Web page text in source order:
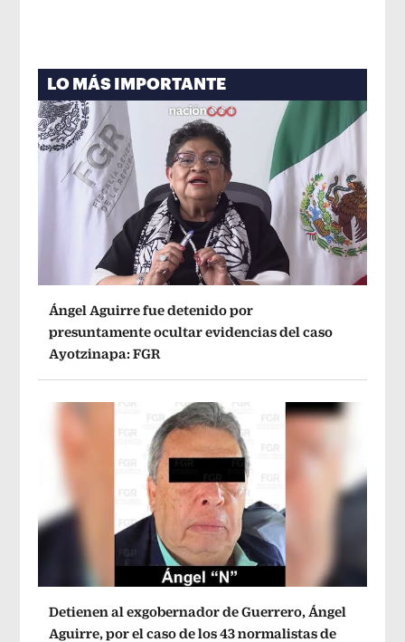
LO MÁS IMPORTANTE
Ángel Aguirre fue detenido por
presuntamente ocultar evidencias del caso
Ayotzinapa: FGR
Detienen al exgobernador de Guerrero, Ángel
Aguirre, por el caso de los 43 normalistas de